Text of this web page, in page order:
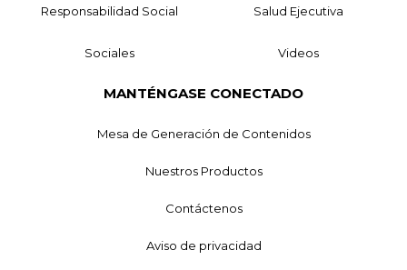
Responsabilidad Social Salud Ejecutiva
Sociales Videos
MANTÉNGASE CONECTADO
Mesa de Generación de Contenidos
Nuestros Productos
Contáctenos
Aviso de privacidad